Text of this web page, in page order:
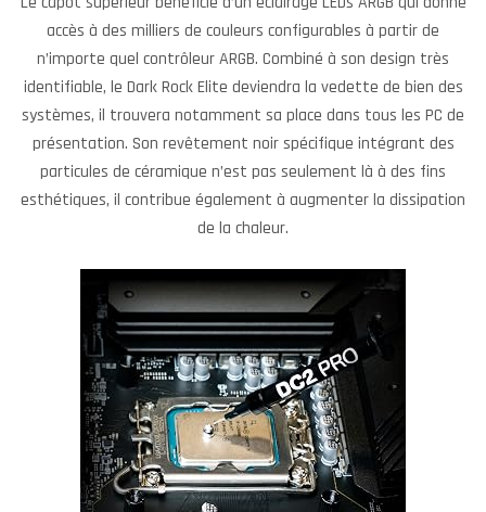
accès à des milliers de couleurs configurables à partir de
n’importe quel contrôleur ARGB. Combiné à son design très
identifiable, le Dark Rock Elite deviendra la vedette de bien des
systèmes, il trouvera notamment sa place dans tous les PC de
présentation. Son revêtement noir spécifique intégrant des
particules de céramique n’est pas seulement là à des fins
esthétiques, il contribue également à augmenter la dissipation
de la chaleur.